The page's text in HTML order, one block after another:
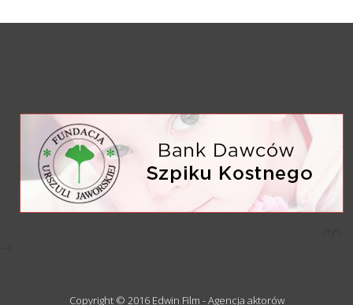
Copyright © 2016 Edwin Film - Agencja aktorów